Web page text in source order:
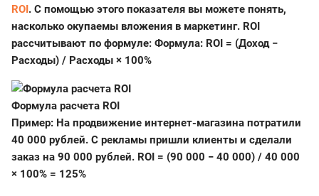
ROI. С помощью этого показателя вы можете понять,
насколько окупаемы вложения в маркетинг. ROI
рассчитывают по формуле: Формула: ROI = (Доход −
Расходы) / Расходы × 100%
Формула расчета ROI
Пример: На продвижение интернет-магазина потратили
40 000 рублей. С рекламы пришли клиенты и сделали
заказ на 90 000 рублей. ROI = (90 000 − 40 000) / 40 000
× 100% = 125%